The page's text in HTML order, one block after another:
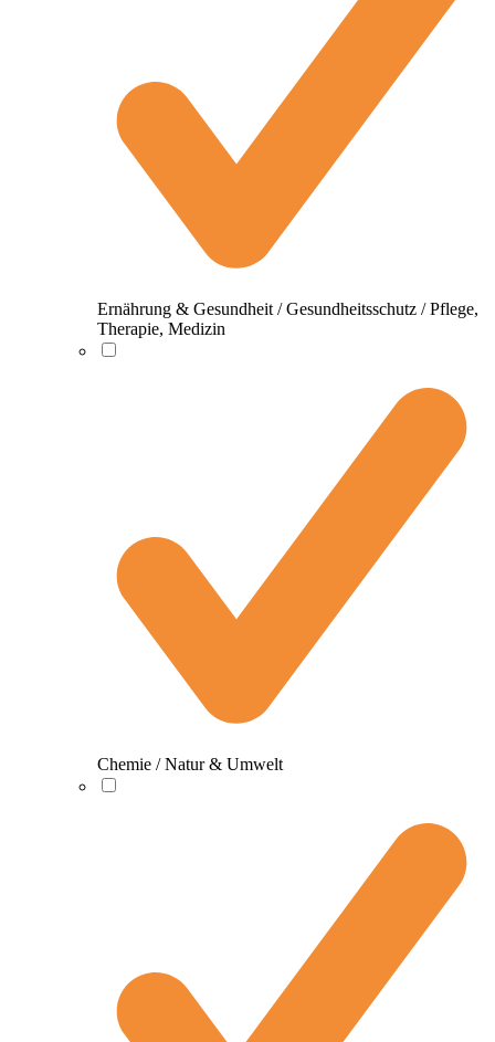
Ernährung & Gesundheit / Gesundheitsschutz / Pflege,
Therapie, Medizin
Chemie / Natur & Umwelt